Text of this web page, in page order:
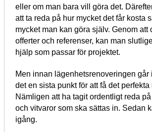
eller om man bara vill göra det.
att ta reda på hur mycket det får kosta
mycket man kan göra själv. Genom att
offerter och referenser, kan man
hjälp som passar för projektet.
Men innan lägenhetsrenoveringen går
det en sista punkt för att få det perfekta
Nämligen att ha tagit ordentligt reda
och vitvaror som ska sättas in. Sedan
igång.